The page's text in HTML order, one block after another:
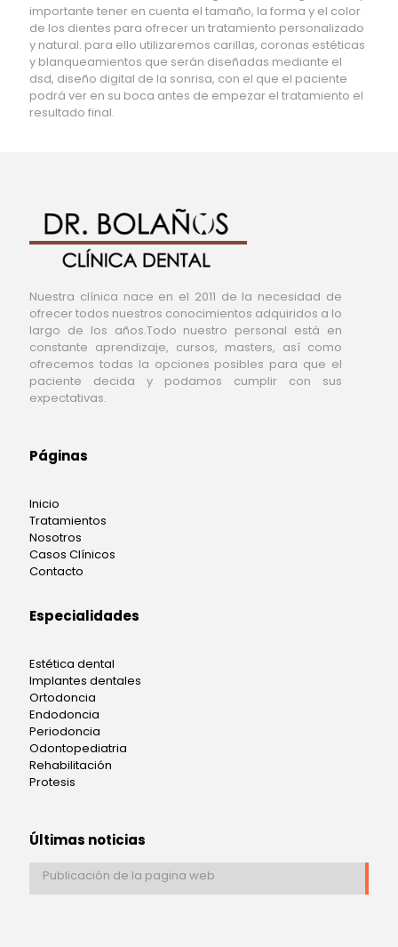
importante tener en cuenta el tamaño, la forma y el color
de los dientes para ofrecer un tratamiento personalizado
y natural. para ello utilizaremos carillas, coronas estéticas
y blanqueamientos que serán diseñadas mediante el
dsd, diseño digital de la sonrisa, con el que el paciente
podrá ver en su boca antes de empezar el tratamiento el
resultado final.
Nuestra clínica nace en el 2011 de la necesidad de
ofrecer todos nuestros conocimientos adquiridos a lo
largo de los años.Todo nuestro personal está en
constante aprendizaje, cursos, masters, así como
ofrecemos todas la opciones posibles para que el
paciente decida y podamos cumplir con sus
expectativas.
Páginas
Inicio
Tratamientos
Nosotros
Casos Clínicos
Contacto
Especialidades
Estética dental
Implantes dentales
Ortodoncia
Endodoncia
Periodoncia
Odontopediatria
Rehabilitación
Protesis
Últimas noticias
Publicación de la pagina web